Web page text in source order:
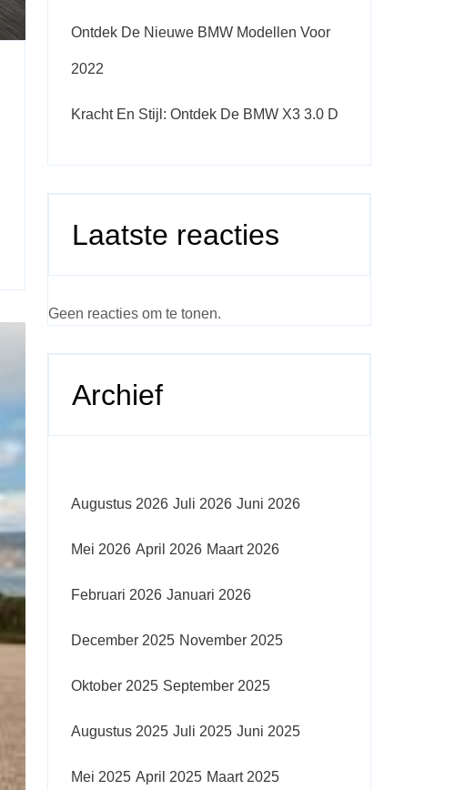
Ontdek De Nieuwe BMW Modellen Voor
2022
Kracht En Stijl: Ontdek De BMW X3 3.0 D
Laatste reacties
Geen reacties om te tonen.
Archief
Augustus 2026 Juli 2026 Juni 2026
Mei 2026 April 2026 Maart 2026
Februari 2026 Januari 2026
December 2025 November 2025
Oktober 2025 September 2025
Augustus 2025 Juli 2025 Juni 2025
Mei 2025 April 2025 Maart 2025